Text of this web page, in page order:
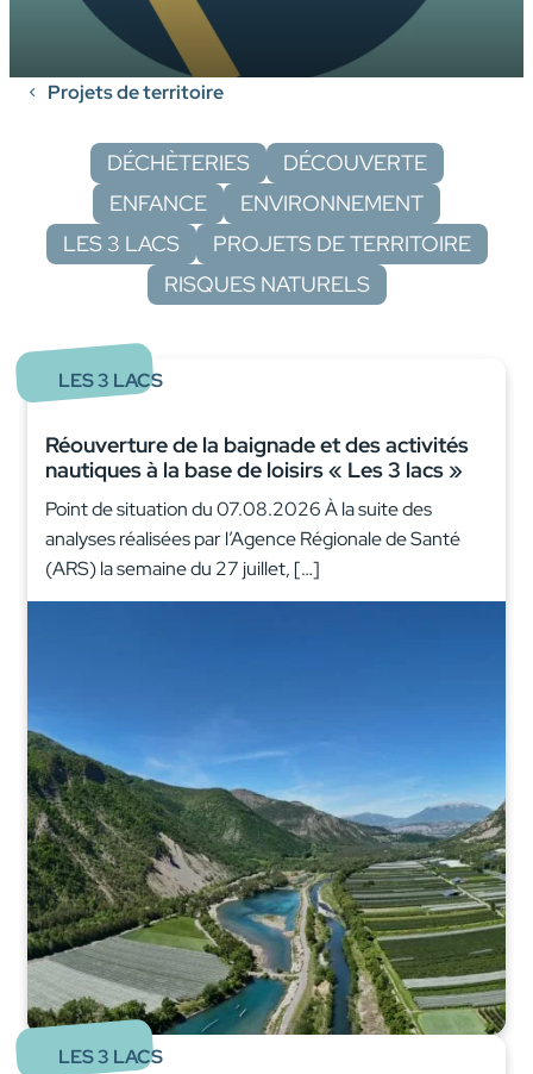
Projets de territoire
DÉCHÈTERIES
DÉCOUVERTE
ENFANCE
ENVIRONNEMENT
LES 3 LACS
PROJETS DE TERRITOIRE
RISQUES NATURELS
LES 3 LACS
Réouverture de la baignade et des activités
nautiques à la base de loisirs « Les 3 lacs »
Point de situation du 07.08.2026 À la suite des
analyses réalisées par l’Agence Régionale de Santé
(ARS) la semaine du 27 juillet, […]
LES 3 LACS